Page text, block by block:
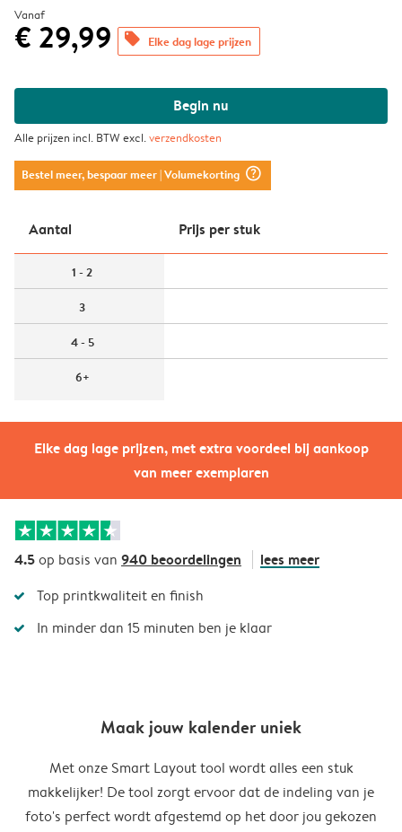
Elke dag lage prijzen, met extra voordeel bij aankoop
van meer exemplaren
Vanaf
€ 29,99 offers Elke dag lage prijzen
Begin nu
Alle prijzen incl. BTW excl.verzendkosten
Bestel meer, bespaar meer| Volumekorting question_mark_circle
Aantal Prijs per stuk
1 - 2
3
4 - 5
6+
4.5op basis van 940 beoordelingen lees meer
Top printkwaliteit en finish
In minder dan 15 minuten ben je klaar
Maak jouw kalender uniek
Met onze Smart Layout tool wordt alles een stuk
makkelijker! De tool zorgt ervoor dat de indeling van je
foto's perfect wordt afgestemd op het door jou gekozen